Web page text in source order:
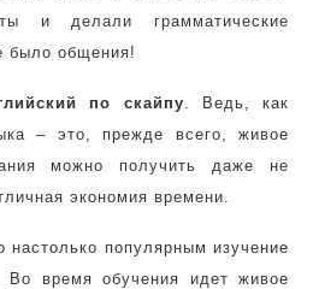
и делали грамматические
было общения!
по скайпу . Ведь, как
– это, прежде всего, живое
можно получить даже не
экономия времени.
настолько популярным изучение
Во время обучения идет живое